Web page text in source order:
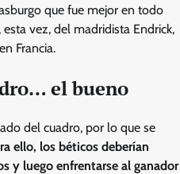
que fue mejor en todo
vez, del madridista Endrick,
Francia.
el bueno
del cuadro, por lo que se
ello, los béticos deberían
y luego enfrentarse al ganador